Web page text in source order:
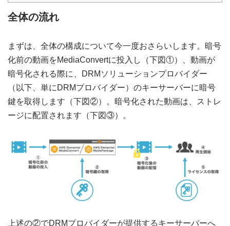
全体の流れ
まずは、全体の構成について今一度おさらいします。暗号
化前の動画をMediaConvertに投入し（下図①）、動画が
暗号化される際に、DRMソリューションプロバイダー
（以下、単にDRMプロバイダー）のキーサーバーに暗号
鍵を取得します（下図②）。暗号化された動画は、ストレ
ージに配置されます（下図③）。
上述の②でDRMプロバイダーが提供するキーサーバーへ